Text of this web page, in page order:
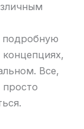
подробную
Все,